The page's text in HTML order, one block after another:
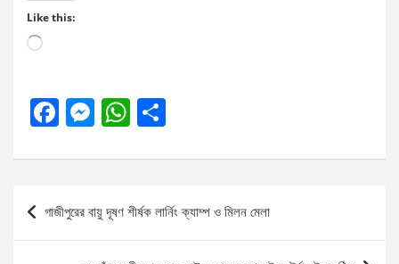
Like this:
Loading…
F
ce
b
o
M
se
g
er
W
at
s
A
p
ar
e
Post
navigation
গাজীপুরের বায়ু দূষণ শীর্ষক লার্নিং ক্যাম্প ও মিলন মেলা